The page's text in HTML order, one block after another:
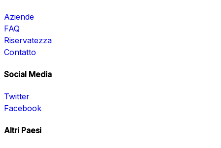
Aziende
FAQ
Riservatezza
Contatto
Social Media
Twitter
Facebook
Altri Paesi